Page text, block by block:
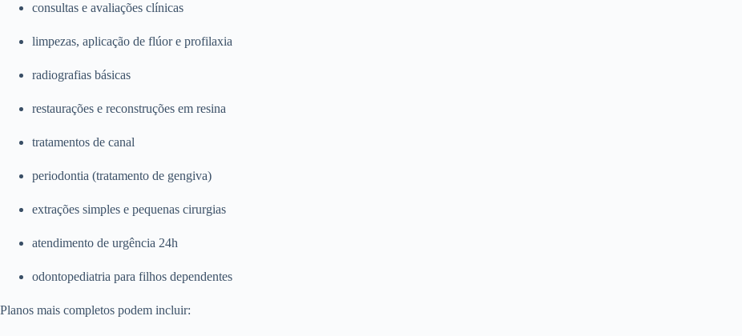
consultas e avaliações clínicas
limpezas, aplicação de flúor e profilaxia
radiografias básicas
restaurações e reconstruções em resina
tratamentos de canal
periodontia (tratamento de gengiva)
extrações simples e pequenas cirurgias
atendimento de urgência 24h
odontopediatria para filhos dependentes
Planos mais completos podem incluir: